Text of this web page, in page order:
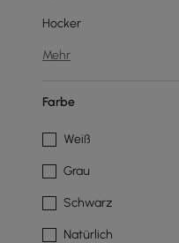
Hocker
Mehr
Farbe
Weiß
Grau
Schwarz
Natürlich